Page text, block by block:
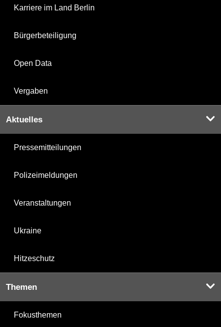
Karriere im Land Berlin
Bürgerbeteiligung
Open Data
Vergaben
Aktuelles
Pressemitteilungen
Polizeimeldungen
Veranstaltungen
Ukraine
Hitzeschutz
Themen
Fokusthemen